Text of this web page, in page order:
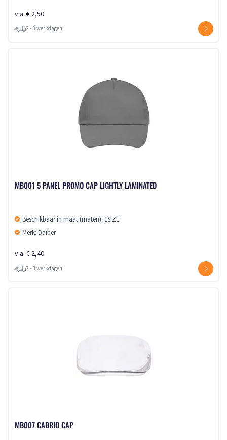
v.a. € 2,50
2 - 3 werkdagen
MB001 5 PANEL PROMO CAP LIGHTLY LAMINATED
Beschikbaar in maat (maten): 1SIZE
Merk: Daiber
v.a. € 2,40
2 - 3 werkdagen
MB007 CABRIO CAP